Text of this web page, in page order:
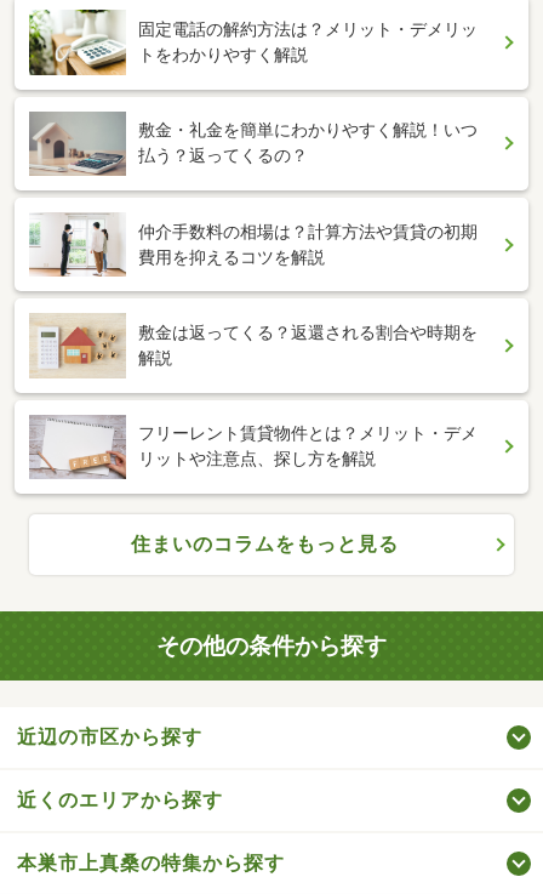
固定電話の解約方法は？メリット・デメリッ
トをわかりやすく解説
敷金・礼金を簡単にわかりやすく解説！いつ
払う？返ってくるの？
仲介手数料の相場は？計算方法や賃貸の初期
費用を抑えるコツを解説
敷金は返ってくる？返還される割合や時期を
解説
フリーレント賃貸物件とは？メリット・デメ
リットや注意点、探し方を解説
住まいのコラムをもっと見る
その他の条件から探す
近辺の市区から探す
近くのエリアから探す
本巣市上真桑の特集から探す